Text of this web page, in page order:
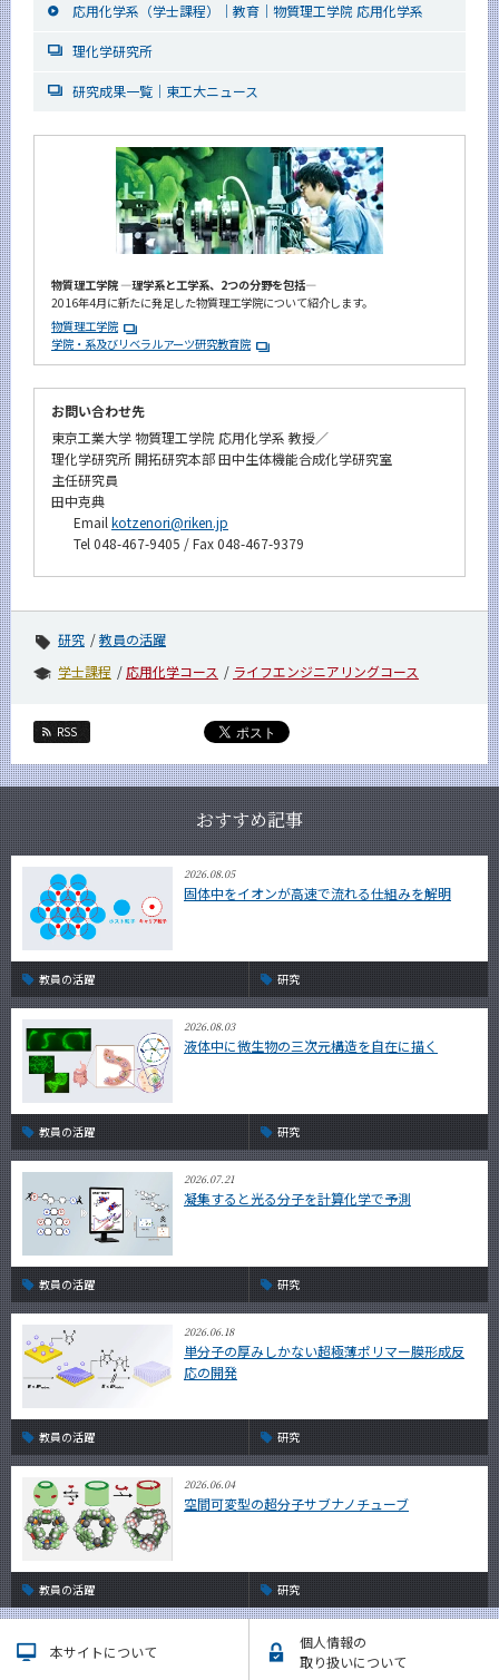
応用化学系（学士課程）｜教育｜物質理工学院 応用化学系
理化学研究所
研究成果一覧｜東工大ニュース
物質理工学院 ―理学系と工学系、2つの分野を包括―
2016年4月に新たに発足した物質理工学院について紹介します。
物質理工学院
学院・系及びリベラルアーツ研究教育院
お問い合わせ先
東京工業大学 物質理工学院 応用化学系 教授／
理化学研究所 開拓研究本部 田中生体機能合成化学研究室
主任研究員
田中克典
Email kotzenori@riken.jp
Tel 048-467-9405 / Fax 048-467-9379
研究
教員の活躍
学士課程
応用化学コース ライフエンジニアリングコース
RSS
おすすめ記事
2026.08.05
固体中をイオンが高速で流れる仕組みを解明
教員の活躍 研究
2026.08.03
液体中に微生物の三次元構造を自在に描く
教員の活躍 研究
2026.07.21
凝集すると光る分子を計算化学で予測
教員の活躍 研究
2026.06.18
単分子の厚みしかない超極薄ポリマー膜形成反
応の開発
教員の活躍 研究
2026.06.04
空間可変型の超分子サブナノチューブ
教員の活躍 研究
本サイトについて
個人情報の
取り扱いについて